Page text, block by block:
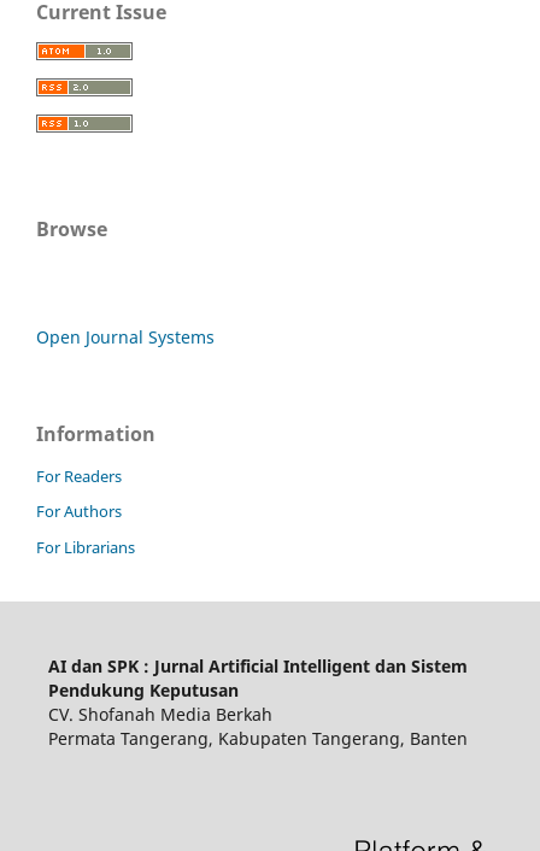
Current Issue
Browse
Open Journal Systems
Information
For Readers
For Authors
For Librarians
AI dan SPK : Jurnal Artificial Intelligent dan Sistem
Pendukung Keputusan
CV. Shofanah Media Berkah
Permata Tangerang, Kabupaten Tangerang, Banten